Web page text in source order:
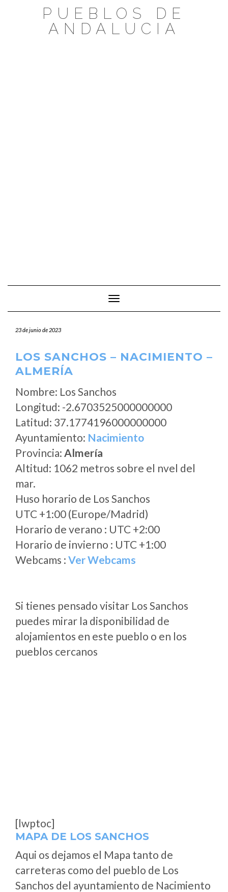
PUEBLOS DE
ANDALUCIA
Cambiar modo de navegación
23 de junio de 2023
LOS SANCHOS – NACIMIENTO –
ALMERÍA
Nombre: Los Sanchos
Longitud: -2.6703525000000000
Latitud: 37.1774196000000000
Ayuntamiento: Nacimiento
Provincia: Almería
Altitud: 1062 metros sobre el nvel del
mar.
Huso horario de Los Sanchos
UTC +1:00 (Europe/Madrid)
Horario de verano : UTC +2:00
Horario de invierno : UTC +1:00
Webcams : Ver Webcams
Si tienes pensado visitar Los Sanchos
puedes mirar la disponibilidad de
alojamientos en este pueblo o en los
pueblos cercanos
[lwptoc]
MAPA DE LOS SANCHOS
Aqui os dejamos el Mapa tanto de
carreteras como del pueblo de Los
Sanchos del ayuntamiento de Nacimiento